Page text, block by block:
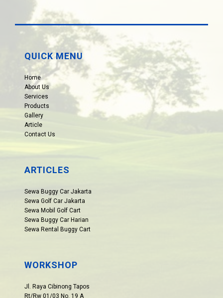
QUICK MENU
Home
About Us
Services
Products
Gallery
Article
Contact Us
ARTICLES
Sewa Buggy Car Jakarta
Sewa Golf Car Jakarta
Sewa Mobil Golf Cart
Sewa Buggy Car Harian
Sewa Rental Buggy Cart
WORKSHOP
Jl. Raya Cibinong Tapos
Rt/Rw 01/03 No. 19 A